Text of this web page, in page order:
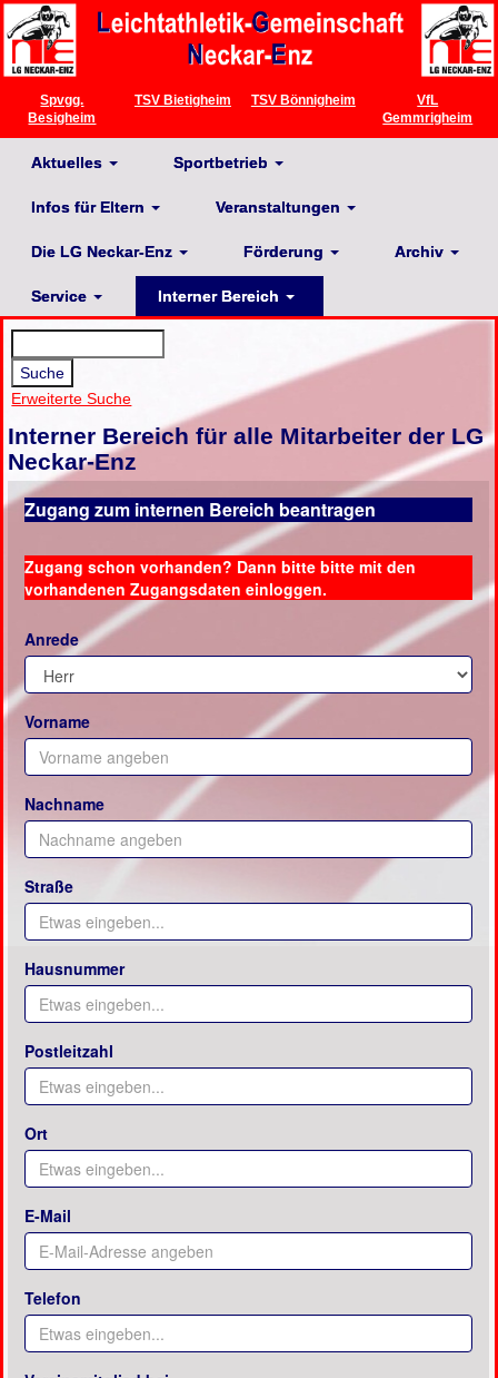
Spvgg.
Besigheim
TSV Bietigheim TSV Bönnigheim
VfL
Gemmrigheim
Aktuelles Sportbetrieb
Infos für Eltern Veranstaltungen
Die LG Neckar-Enz Förderung Archiv
Service Interner Bereich
Erweiterte Suche
Interner Bereich für alle Mitarbeiter der LG
Neckar-Enz